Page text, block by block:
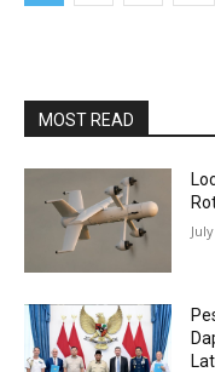
MOST READ